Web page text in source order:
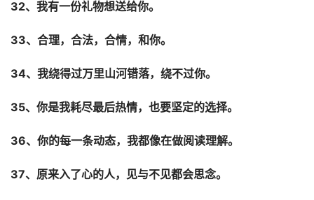
32、我有一份礼物想送给你。
33、合理，合法，合情，和你。
34、我绕得过万里山河错落，绕不过你。
35、你是我耗尽最后热情，也要坚定的选择。
36、你的每一条动态，我都像在做阅读理解。
37、原来入了心的人，见与不见都会思念。